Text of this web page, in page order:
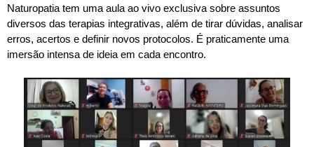
Naturopatia tem uma aula ao vivo exclusiva sobre assuntos
diversos das terapias integrativas, além de tirar dúvidas, analisar
erros, acertos e definir novos protocolos. É praticamente uma
imersão intensa de ideia em cada encontro.